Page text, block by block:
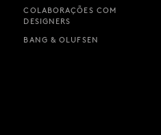
COLABORAÇÕES COM
DESIGNERS
BANG & OLUFSEN